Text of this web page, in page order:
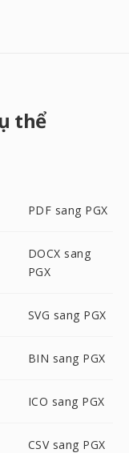
thể
PDF sang PGX
DOCX sang
PGX
SVG sang PGX
BIN sang PGX
ICO sang PGX
CSV sang PGX